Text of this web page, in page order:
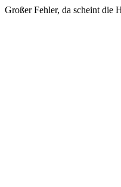
Großer Fehler, da scheint die